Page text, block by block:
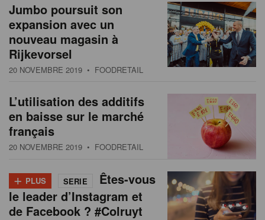
Jumbo poursuit son
expansion avec un
nouveau magasin à
Rijkevorsel
20 NOVEMBRE 2019 • FOODRETAIL
L’utilisation des additifs
en baisse sur le marché
français
20 NOVEMBRE 2019 • FOODRETAIL
+ PLUS SERIE
Êtes-vous
le leader d’Instagram et
de Facebook ? #Colruyt